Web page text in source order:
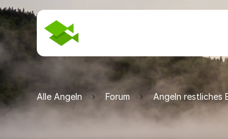
Alle Angeln Forum Angeln restliches